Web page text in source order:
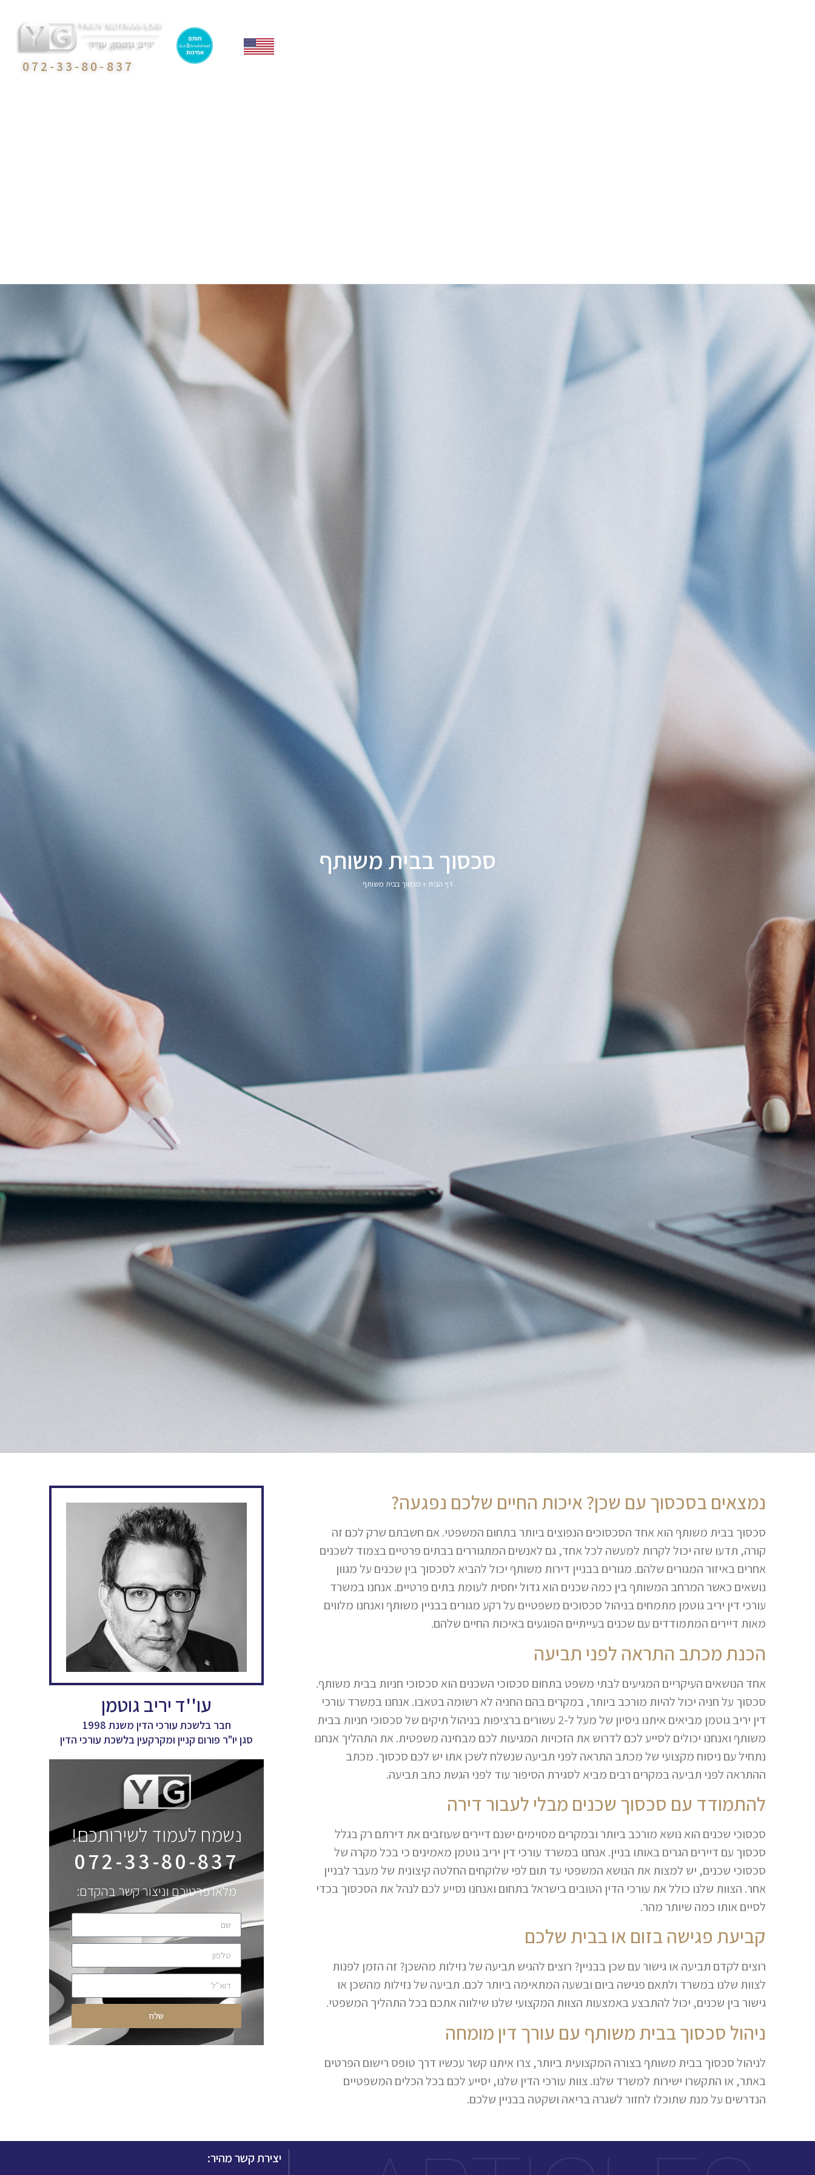
072-33-80-837
סכסוך בבית משותף
דף הבית » סכסוך בבית משותף
נמצאים בסכסוך עם שכן? איכות החיים שלכם נפגעה?
סכסוך בבית משותף הוא אחד הסכסוכים הנפוצים ביותר בתחום המשפטי. אם חשבתם שרק לכם זה
קורה, תדעו שזה יכול לקרות למעשה לכל אחד, גם לאנשים המתגוררים בבתים פרטיים בצמוד לשכנים
אחרים באיזור המגורים שלהם. מגורים בבניין דירות משותף יכול להביא לסכסוך בין שכנים על מגוון
נושאים כאשר המרחב המשותף בין כמה שכנים הוא גדול יחסית לעומת בתים פרטיים. אנחנו במשרד
עורכי דין יריב גוטמן מתמחים בניהול סכסוכים משפטיים על רקע מגורים בבניין משותף ואנחנו מלווים
מאות דיירים המתמודדים עם שכנים בעייתיים הפוגעים באיכות החיים שלהם.
הכנת מכתב התראה לפני תביעה
אחד הנושאים העיקריים המגיעים לבתי משפט בתחום סכסוכי השכנים הוא סכסוכי חניות בבית משותף.
סכסוך על חניה יכול להיות מורכב ביותר, במקרים בהם החניה לא רשומה בטאבו. אנחנו במשרד עורכי
דין יריב גוטמן מביאים איתנו ניסיון של מעל ל-2 עשורים ברציפות בניהול תיקים של סכסוכי חניות בבית
משותף ואנחנו יכולים לסייע לכם לדרוש את הזכויות המגיעות לכם מבחינה משפטית. את התהליך אנחנו
נתחיל עם ניסוח מקצועי של מכתב התראה לפני תביעה שנשלח לשכן אתו יש לכם סכסוך. מכתב
ההתראה לפני תביעה במקרים רבים מביא לסגירת הסיפור עוד לפני הגשת כתב תביעה.
להתמודד עם סכסוך שכנים מבלי לעבור דירה
סכסוכי שכנים הוא נושא מורכב ביותר ובמקרים מסוימים ישנם דיירים שעוזבים את דירתם רק בגלל
סכסוך עם דיירים הגרים באותו בניין. אנחנו במשרד עורכי דין יריב גוטמן מאמינים כי בכל מקרה של
סכסוכי שכנים, יש למצות את הנושא המשפטי עד תום לפי שלוקחים החלטה קיצונית של מעבר לבניין
אחר. הצוות שלנו כולל את עורכי הדין הטובים בישראל בתחום ואנחנו נסייע לכם לנהל את הסכסוך בכדי
לסיים אותו כמה שיותר מהר.
קביעת פגישה בזום או בבית שלכם
רוצים לקדם תביעה או גישור עם שכן בבניין? רוצים להגיש תביעה של נזילות מהשכן? זה הזמן לפנות
לצוות שלנו במשרד ולתאם פגישה ביום ובשעה המתאימה ביותר לכם. תביעה של נזילות מהשכן או
גישור בין שכנים, יכול להתבצע באמצעות הצוות המקצועי שלנו שילווה אתכם בכל התהליך המשפטי.
ניהול סכסוך בבית משותף עם עורך דין מומחה
לניהול סכסוך בבית משותף בצורה המקצועית ביותר, צרו איתנו קשר עכשיו דרך טופס רישום הפרטים
באתר, או התקשרו ישירות למשרד שלנו. צוות עורכי הדין שלנו, יסייע לכם בכל הכלים המשפטיים
הנדרשים על מנת שתוכלו לחזור לשגרה בריאה ושקטה בבניין שלכם.
עו''ד יריב גוטמן
חבר בלשכת עורכי הדין משנת 1998
סגן יו"ר פורום קניין ומקרקעין בלשכת עורכי הדין
נשמח לעמוד לשירותכם!
072-33-80-837
מלאו פרטיכם וניצור קשר בהקדם:
שלח
יצירת קשר מהיר: